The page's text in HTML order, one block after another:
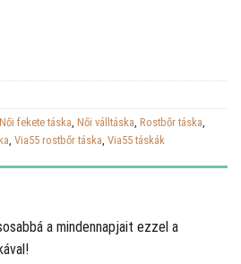
Női fekete táska, Női válltáska, Rostbőr táska,
, Via55 rostbőr táska, Via55 táskák
a mindennapjait ezzel a